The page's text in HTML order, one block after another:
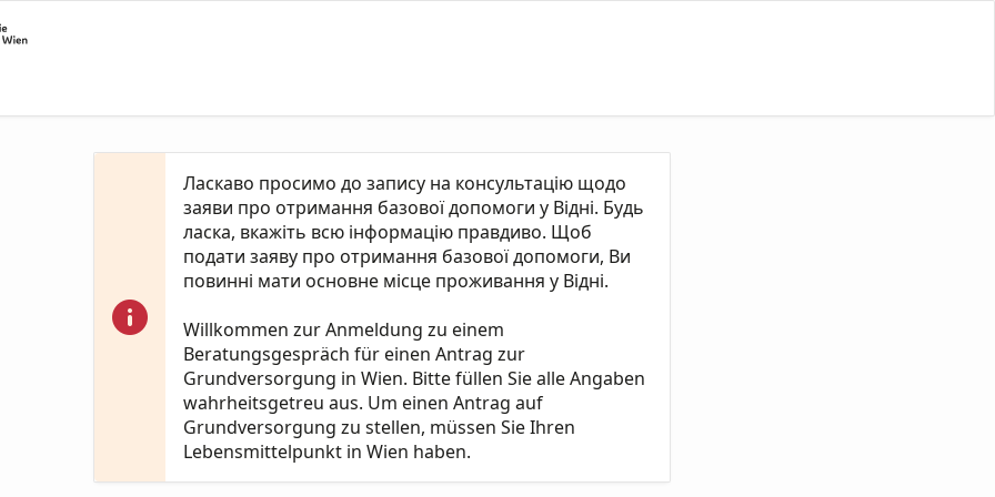
Ласкаво просимо до запису на консультацію щодо
заяви про отримання базової допомоги у Відні. Будь
ласка, вкажіть всю інформацію правдиво. Щоб
подати заяву про отримання базової допомоги, Ви
повинні мати основне місце проживання у Відні.
Willkommen zur Anmeldung zu einem
Beratungsgespräch für einen Antrag zur
Grundversorgung in Wien. Bitte füllen Sie alle Angaben
wahrheitsgetreu aus. Um einen Antrag auf
Grundversorgung zu stellen, müssen Sie Ihren
Lebensmittelpunkt in Wien haben.